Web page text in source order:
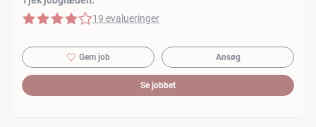
4 af 5 stjerner
19 evalueringer
Gem job Ansøg
Se jobbet